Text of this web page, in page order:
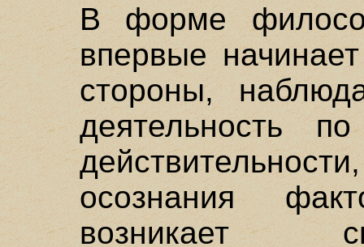
В форме
впервые
стороны,
деятельность
осознания
возникает